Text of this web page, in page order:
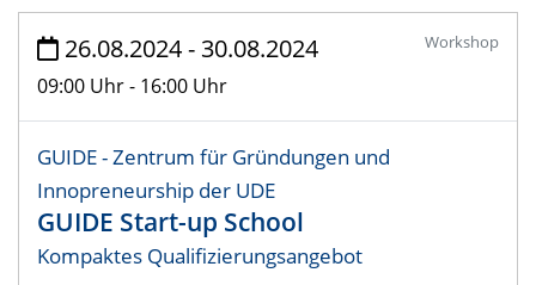
26.08.2024 - 30.08.2024
09:00 Uhr - 16:00 Uhr
Workshop
GUIDE - Zentrum für Gründungen und
Innopreneurship der UDE
GUIDE Start-up School
Kompaktes Qualifizierungsangebot